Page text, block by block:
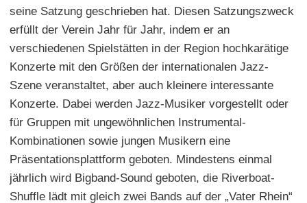
seine Satzung geschrieben hat. Diesen Satzungszweck
erfüllt der Verein Jahr für Jahr, indem er an
verschiedenen Spielstätten in der Region hochkarätige
Konzerte mit den Größen der internationalen Jazz-
Szene veranstaltet, aber auch kleinere interessante
Konzerte. Dabei werden Jazz-Musiker vorgestellt oder
für Gruppen mit ungewöhnlichen Instrumental-
Kombinationen sowie jungen Musikern eine
Präsentationsplattform geboten. Mindestens einmal
jährlich wird Bigband-Sound geboten, die Riverboat-
Shuffle lädt mit gleich zwei Bands auf der „Vater Rhein“